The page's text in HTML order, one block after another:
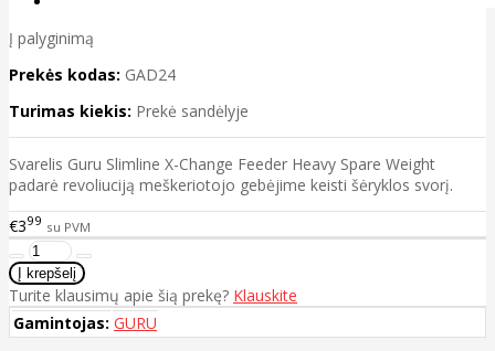
Į palyginimą
Prekės kodas: GAD24
Turimas kiekis: Prekė sandėlyje
Svarelis Guru Slimline X-Change Feeder Heavy Spare Weight
padarė revoliuciją meškeriotojo gebėjime keisti šėryklos svorį.
€399 su PVM
Turite klausimų apie šią prekę? Klauskite
Gamintojas: GURU